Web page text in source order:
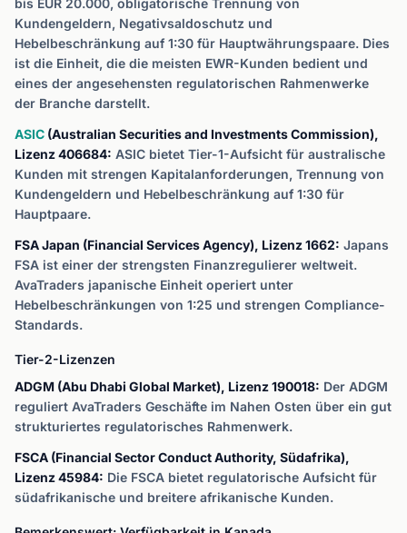
bis EUR 20.000, obligatorische Trennung von
Kundengeldern, Negativsaldoschutz und
Hebelbeschränkung auf 1:30 für Hauptwährungspaare. Dies
ist die Einheit, die die meisten EWR-Kunden bedient und
eines der angesehensten regulatorischen Rahmenwerke
der Branche darstellt.
ASIC (Australian Securities and Investments Commission),
Lizenz 406684: ASIC bietet Tier-1-Aufsicht für australische
Kunden mit strengen Kapitalanforderungen, Trennung von
Kundengeldern und Hebelbeschränkung auf 1:30 für
Hauptpaare.
FSA Japan (Financial Services Agency), Lizenz 1662: Japans
FSA ist einer der strengsten Finanzregulierer weltweit.
AvaTraders japanische Einheit operiert unter
Hebelbeschränkungen von 1:25 und strengen Compliance-
Standards.
Tier-2-Lizenzen
ADGM (Abu Dhabi Global Market), Lizenz 190018: Der ADGM
reguliert AvaTraders Geschäfte im Nahen Osten über ein gut
strukturiertes regulatorisches Rahmenwerk.
FSCA (Financial Sector Conduct Authority, Südafrika),
Lizenz 45984: Die FSCA bietet regulatorische Aufsicht für
südafrikanische und breitere afrikanische Kunden.